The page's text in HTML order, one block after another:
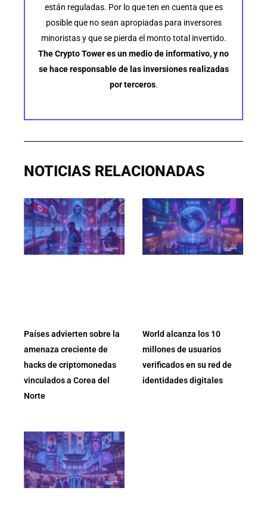
están reguladas. Por lo que ten en cuenta que es
posible que no sean apropiadas para inversores
minoristas y que se pierda el monto total invertido.
The Crypto Tower es un medio de informativo, y no
se hace responsable de las inversiones realizadas
por terceros.
NOTICIAS RELACIONADAS
Países advierten sobre la
amenaza creciente de
hacks de criptomonedas
vinculados a Corea del
Norte
World alcanza los 10
millones de usuarios
verificados en su red de
identidades digitales